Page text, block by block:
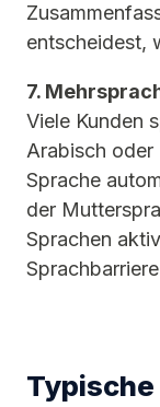
entscheidest,
7.
Viele Kunden
Arabisch oder
Sprache
der
Sprachen
Typische